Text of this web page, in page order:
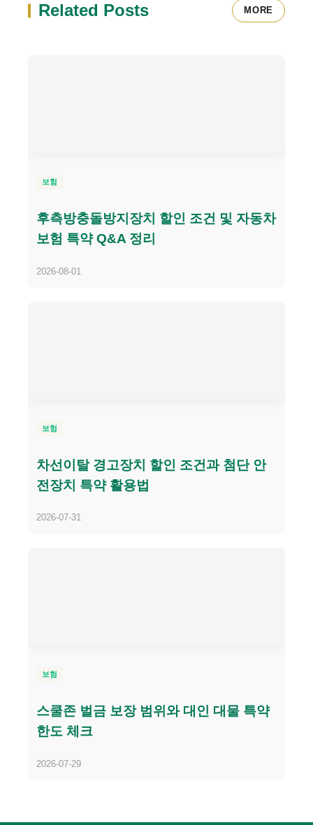
Related Posts MORE
보험
후측방충돌방지장치 할인 조건 및 자동차
보험 특약 Q&A 정리
2026-08-01
보험
차선이탈 경고장치 할인 조건과 첨단 안
전장치 특약 활용법
2026-07-31
보험
스쿨존 벌금 보장 범위와 대인 대물 특약
한도 체크
2026-07-29